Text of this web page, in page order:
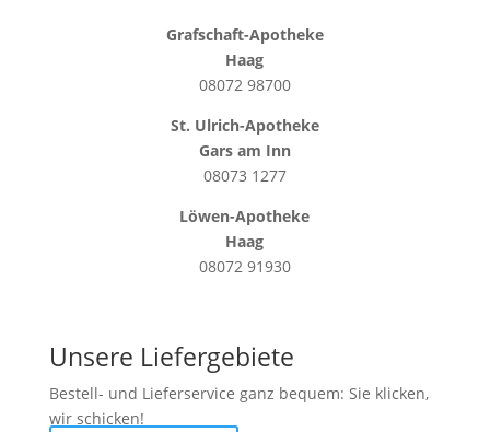
Grafschaft-Apotheke
Haag
08072 98700
St. Ulrich-Apotheke
Gars am Inn
08073 1277
Löwen-Apotheke
Haag
08072 91930
Unsere Liefergebiete
Bestell- und Lieferservice ganz bequem: Sie klicken,
wir schicken!